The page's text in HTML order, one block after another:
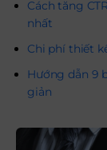
Cách tăng
nhất
Chi phí thiết
Hướng dẫn 9
giản